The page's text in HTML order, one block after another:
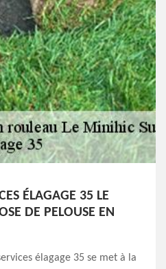
ÉLAGAGE 35 LE
DE PELOUSE EN
élagage 35 se met à la